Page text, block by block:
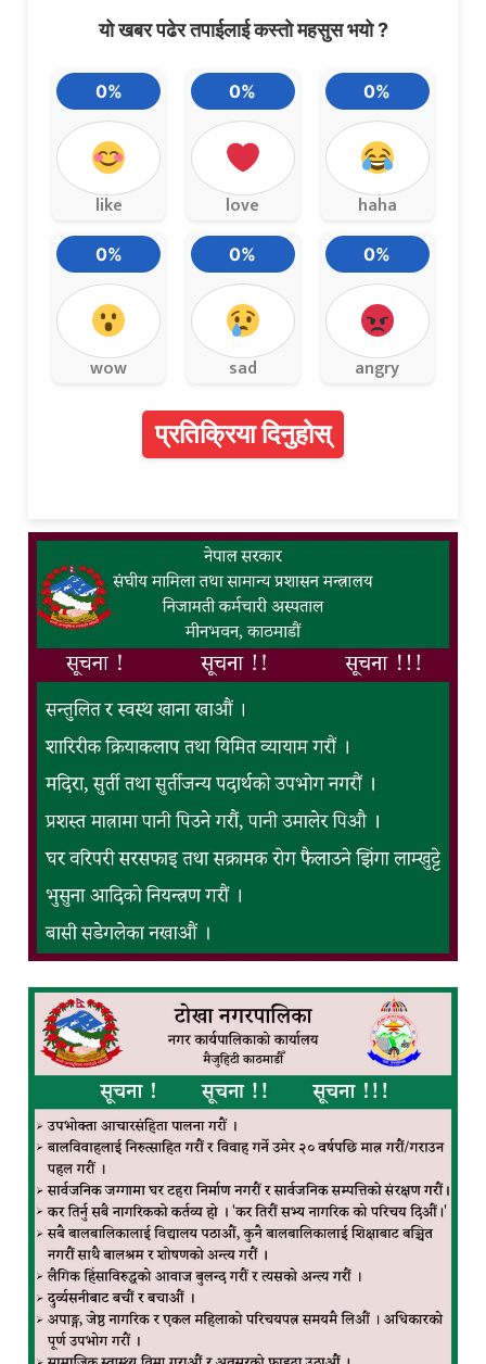
यो खबर पढेर तपाईलाई कस्तो महसुस भयो ?
0%
like
0%
love
0%
haha
0%
wow
0%
sad
0%
angry
प्रतिक्रिया दिनुहोस्